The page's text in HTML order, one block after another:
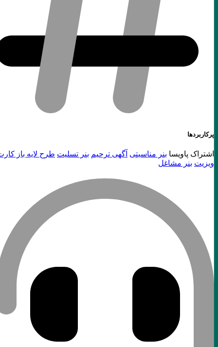
پرکاربردها
اشتراک پاویسا بنر مناسبتی آگهی ترحیم بنر تسلیت طرح لایه باز کارت
ویزیت بنر مشاغل